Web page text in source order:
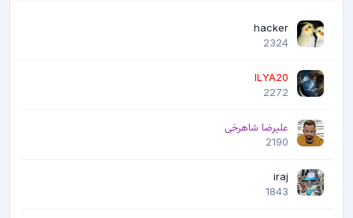
hacker
2324
ILYA20
2272
علیرضا شاهرخی
2190
iraj
1843